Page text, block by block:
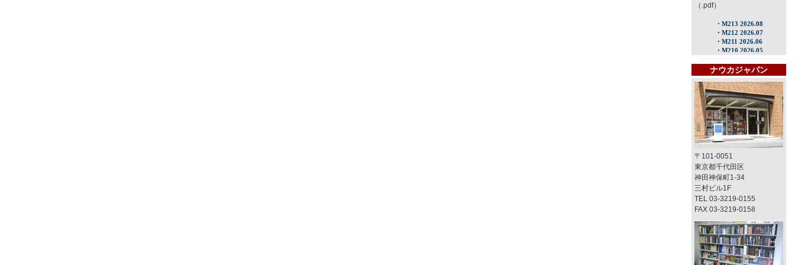
（.pdf）
ナウカジャパン
〒101-0051
東京都千代田区
神田神保町1-34
三村ビル1F
TEL 03-3219-0155
FAX 03-3219-0158